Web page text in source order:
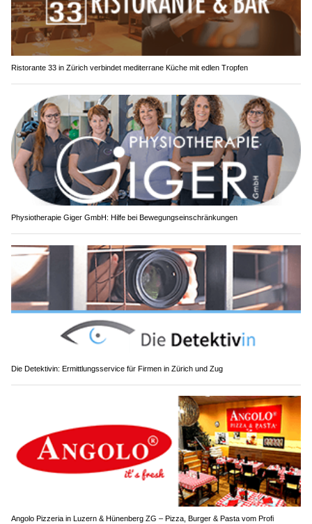
Ristorante 33 in Zürich verbindet mediterrane Küche mit edlen Tropfen
Physiotherapie Giger GmbH: Hilfe bei Bewegungseinschränkungen
Die Detektivin: Ermittlungsservice für Firmen in Zürich und Zug
Angolo Pizzeria in Luzern & Hünenberg ZG – Pizza, Burger & Pasta vom Profi